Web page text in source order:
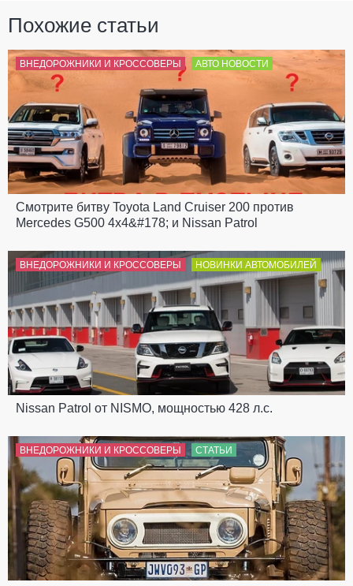
Похожие статьи
ВНЕДОРОЖНИКИ И КРОССОВЕРЫ АВТО НОВОСТИ
Смотрите битву Toyota Land Cruiser 200 против
Mercedes G500 4x4&#178; и Nissan Patrol
ВНЕДОРОЖНИКИ И КРОССОВЕРЫ НОВИНКИ АВТОМОБИЛЕЙ
Nissan Patrol от NISMO, мощностью 428 л.с.
ВНЕДОРОЖНИКИ И КРОССОВЕРЫ СТАТЬИ